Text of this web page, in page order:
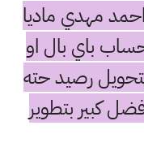
مهدي ماديا
باي بال او
رصيد حته
فضل كبير بتطوير